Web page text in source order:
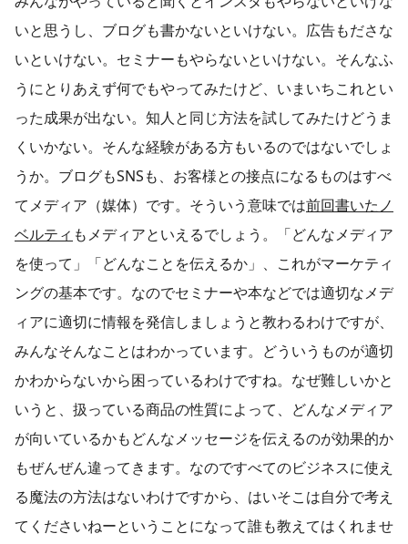
いと思うし、ブログも書かないといけない。広告もださな
いといけない。セミナーもやらないといけない。そんなふ
うにとりあえず何でもやってみたけど、いまいちこれとい
った成果が出ない。知人と同じ方法を試してみたけどうま
くいかない。そんな経験がある方もいるのではないでしょ
うか。ブログもSNSも、お客様との接点になるものはすべ
てメディア（媒体）です。そういう意味では前回書いたノ
ベルティ もメディアといえるでしょう。「どんなメディア
を使って」「どんなことを伝えるか」、これがマーケティ
ングの基本です。なのでセミナーや本などでは適切なメデ
ィアに適切に情報を発信しましょうと教わるわけですが、
みんなそんなことはわかっています。どういうものが適切
かわからないから困っているわけですね。なぜ難しいかと
いうと、扱っている商品の性質によって、どんなメディア
が向いているかもどんなメッセージを伝えるのが効果的か
もぜんぜん違ってきます。なのですべてのビジネスに使え
る魔法の方法はないわけですから、はいそこは自分で考え
てくださいねーということになって誰も教えてはくれませ